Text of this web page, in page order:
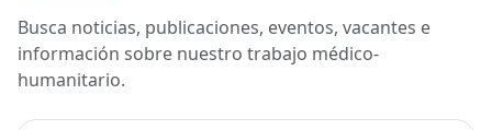
Busca noticias, publicaciones, eventos, vacantes e
información sobre nuestro trabajo médico-
humanitario.